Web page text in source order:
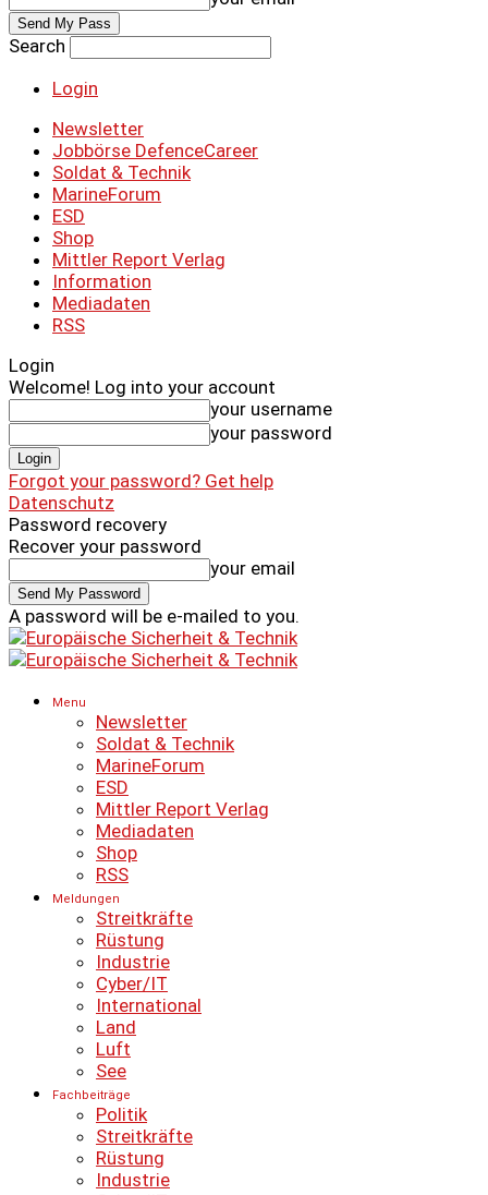
Search
Login
Newsletter
Jobbörse DefenceCareer
Soldat & Technik
MarineForum
ESD
Shop
Mittler Report Verlag
Information
Mediadaten
RSS
Login
Welcome! Log into your account
your username
your password
Forgot your password? Get help
Datenschutz
Password recovery
Recover your password
your email
A password will be e-mailed to you.
Menu
Newsletter
Soldat & Technik
MarineForum
ESD
Mittler Report Verlag
Mediadaten
Shop
RSS
Meldungen
Streitkräfte
Rüstung
Industrie
Cyber/IT
International
Land
Luft
See
Fachbeiträge
Politik
Streitkräfte
Rüstung
Industrie